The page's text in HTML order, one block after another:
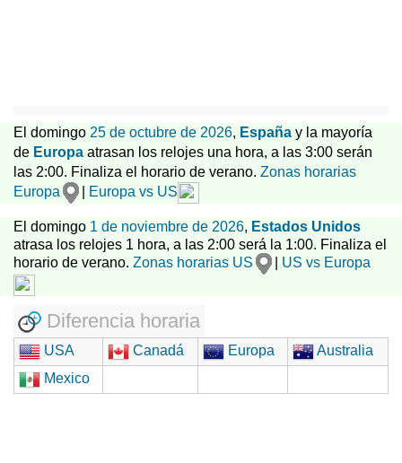
El domingo 25 de octubre de 2026, España y la mayoría
de Europa atrasan los relojes una hora, a las 3:00 serán
las 2:00. Finaliza el horario de verano. Zonas horarias
Europa
Europa vs US
El domingo 1 de noviembre de 2026, Estados Unidos
atrasa los relojes 1 hora, a las 2:00 será la 1:00. Finaliza el
horario de verano. Zonas horarias US US vs Europa
Diferencia horaria
USA Canadá Europa
Australia
Mexico